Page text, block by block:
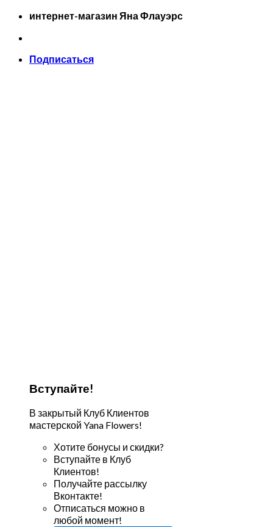
Skip
content
интернет-магазин Яна Флауэрс
Подписаться
Вступайте!
В закрытый Клуб Клиентов
мастерской Yana Flowers!
Хотите бонусы и скидки?
Вступайте в Клуб
Клиентов!
Получайте рассылку
Вконтакте!
Отписаться можно в
любой момент!